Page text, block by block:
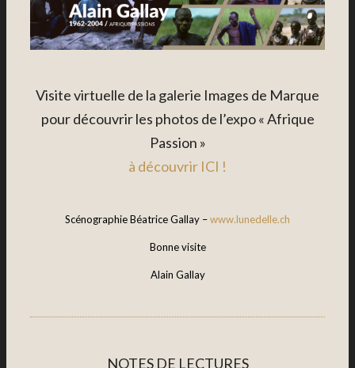
Visite virtuelle de la galerie Images de Marque
pour découvrir les photos de l’expo « Afrique
Passion »
à découvrir ICI !
Scénographie Béatrice Gallay –www.lunedelle.ch
Bonne visite
Alain Gallay
NOTES DE LECTURES